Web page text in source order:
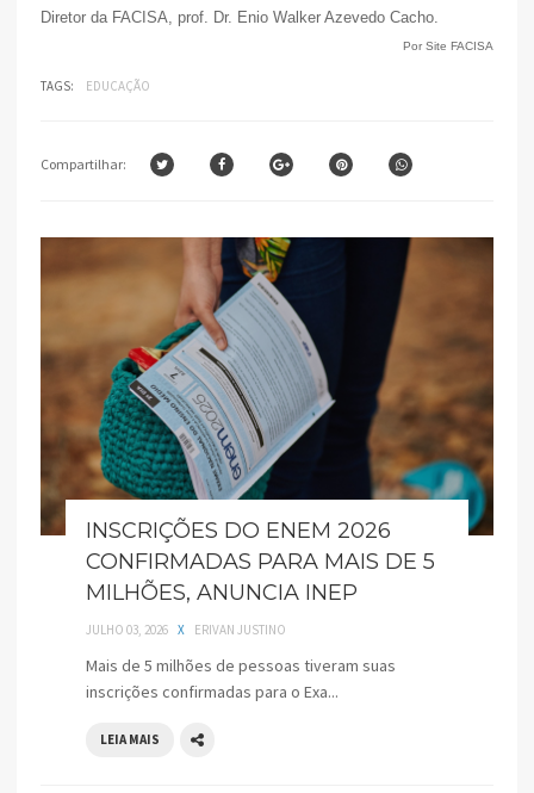
Diretor da FACISA, prof. Dr. Enio Walker Azevedo Cacho.
Por Site FACISA
TAGS: EDUCAÇÃO
Compartilhar:
INSCRIÇÕES DO ENEM 2026
CONFIRMADAS PARA MAIS DE 5
MILHÕES, ANUNCIA INEP
JULHO 03, 2026 X ERIVAN JUSTINO
Mais de 5 milhões de pessoas tiveram suas
inscrições confirmadas para o Exa...
LEIA MAIS